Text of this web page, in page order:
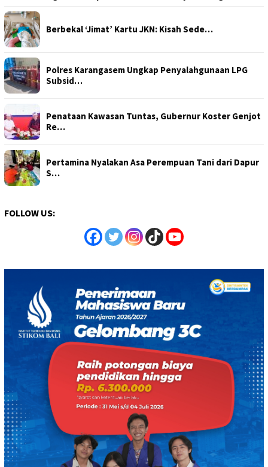
Berbekal ‘Jimat’ Kartu JKN: Kisah Sede…
Polres Karangasem Ungkap Penyalahgunaan LPG
Subsid…
Penataan Kawasan Tuntas, Gubernur Koster Genjot
Re…
Pertamina Nyalakan Asa Perempuan Tani dari Dapur
S…
FOLLOW US: